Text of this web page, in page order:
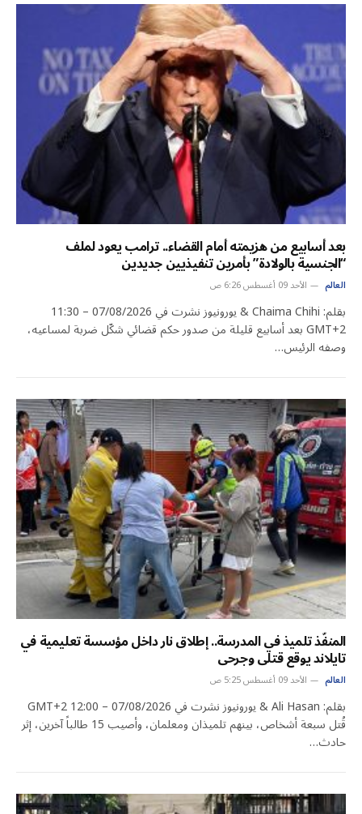
بعد أسابيع من هزيمته أمام القضاء.. ترامب يعود لملف
“الجنسية بالولادة” بأمرين تنفيذيين جديدين
العالم الأحد 09 أغسطس 6:26 ص
بقلم: Chaima Chihi & يورونيوز نشرت في 07/08/2026 – 11:30
GMT+2 بعد أسابيع قليلة من صدور حكم قضائي شكّل ضربة لمساعيه،
وصفه الرئيس…
المنفّذ تلميذ في المدرسة.. إطلاق نار داخل مؤسسة تعليمية في
تايلاند يوقع قتلى وجرحى
العالم الأحد 09 أغسطس 5:25 ص
بقلم: Ali Hasan & يورونيوز نشرت في 07/08/2026 – 12:00 GMT+2
قُتل سبعة أشخاص، بينهم تلميذان ومعلمان، وأصيب 15 طالباً آخرين، إثر
حادث…